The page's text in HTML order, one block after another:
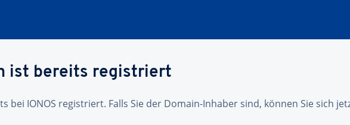
ist bereits registriert
bei IONOS registriert. Falls Sie der Domain-Inhaber sind, können Sie sich